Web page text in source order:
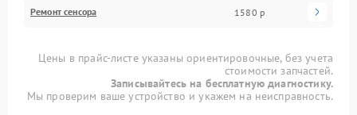
Ремонт сенсора 1580 р
Цены в прайс-листе указаны ориентировочные, без учета
стоимости запчастей.
Записывайтесь на бесплатную диагностику.
Мы проверим ваше устройство и укажем на неисправность.